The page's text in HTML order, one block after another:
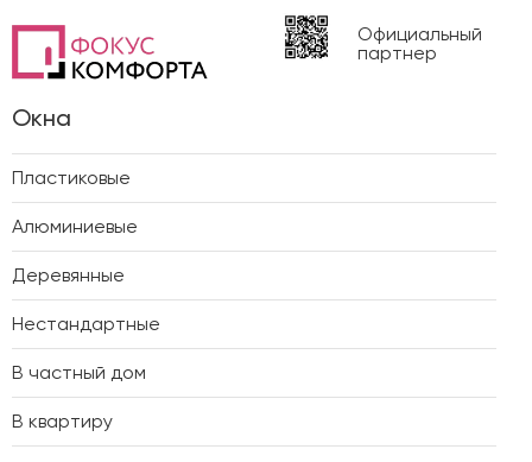
Официальный
партнер
Окна
Пластиковые
Алюминиевые
Деревянные
Нестандартные
В частный дом
В квартиру